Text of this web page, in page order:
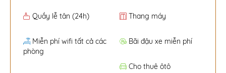
Quầy lễ tân (24h) Thang máy
Miễn phí wifi tất cả các
phòng
Bãi đậu xe miễn phí
Cho thuê ôtô